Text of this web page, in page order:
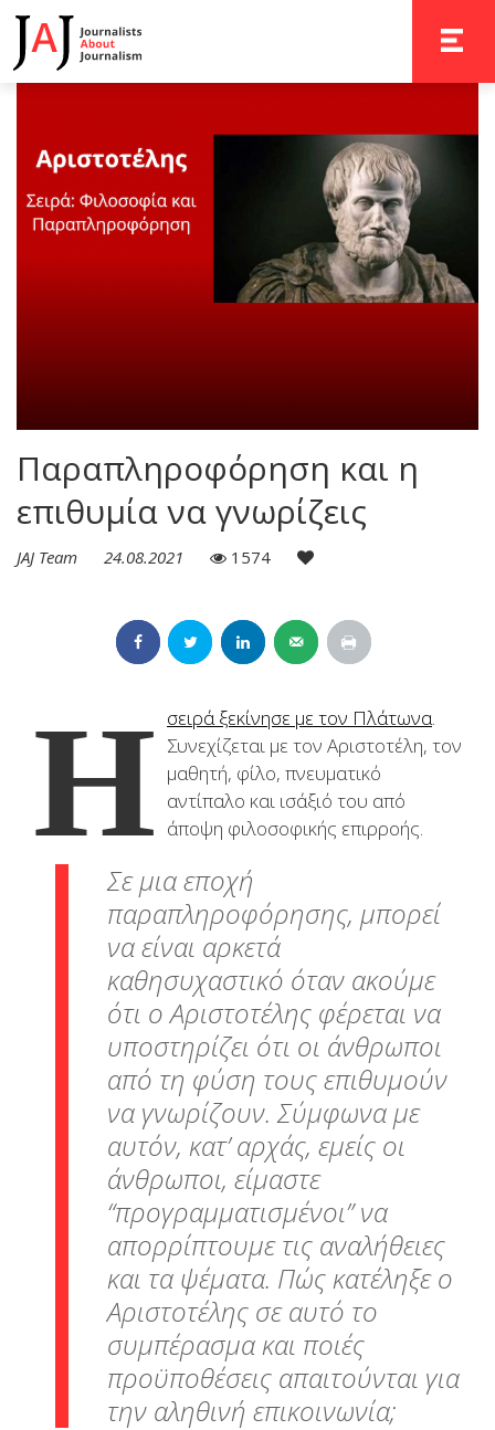
Παραπληροφόρηση και η
επιθυμία να γνωρίζεις
JAJ Team 24.08.2021 1574
Η σειρά ξεκίνησε με τον Πλάτωνα.
Συνεχίζεται με τον Αριστοτέλη, τον
μαθητή, φίλο, πνευματικό
αντίπαλο και ισάξιό του από
άποψη φιλοσοφικής επιρροής.
Σε μια εποχή
παραπληροφόρησης, μπορεί
να είναι αρκετά
καθησυχαστικό όταν ακούμε
ότι ο Αριστοτέλης φέρεται να
υποστηρίζει ότι οι άνθρωποι
από τη φύση τους επιθυμούν
να γνωρίζουν. Σύμφωνα με
αυτόν, κατ’ αρχάς, εμείς οι
άνθρωποι, είμαστε
“προγραμματισμένοι” να
απορρίπτουμε τις αναλήθειες
και τα ψέματα. Πώς κατέληξε ο
Αριστοτέλης σε αυτό το
συμπέρασμα και ποιές
προϋποθέσεις απαιτούνται για
την αληθινή επικοινωνία;